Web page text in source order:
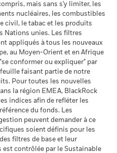
aux performances
ne sont pas un indicateur
Les marchés pourraient
peut vous aider à évaluer la
le passé
la base de la Valeur nette
brut réinvesti le cas échéant.
peut augmenter ou
des devises si votre
une devise autre que celle
passées. Source :
Equity Sector Information
Technology
94,92
34,64
0,00%
96,01%
- Prospectus (French
- Prospectus
- Prospectus (French
- Prospectus -
- France)
mais sans s'y limiter, les
nucléaires, les combustibles
civil, le tabac et les produits
Nations unies. Les filtres
appliqués à tous les nouveaux
au Moyen-Orient et en Afrique
conformer ou expliquer" par
faisant partie de notre
Pour toutes les nouvelles
la région EMEA, BlackRock
indices afin de refléter les
du fonds. Les
peuvent demander à ce
soient définis pour les
filtres de base et leur
contrôlée par le Sustainable